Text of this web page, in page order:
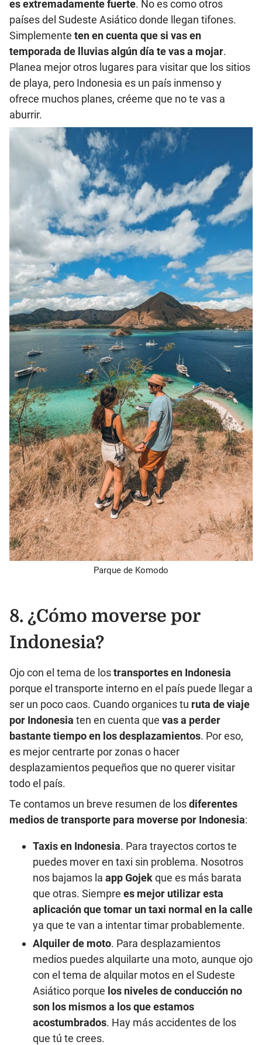
es extremadamente fuerte. No es como otros
países del Sudeste Asiático donde llegan tifones.
Simplemente ten en cuenta que si vas en
temporada de lluvias algún día te vas a mojar.
Planea mejor otros lugares para visitar que los sitios
de playa, pero Indonesia es un país inmenso y
ofrece muchos planes, créeme que no te vas a
aburrir.
Parque de Komodo
8. ¿Cómo moverse por
Indonesia?
Ojo con el tema de lostransportes en Indonesia
porque el transporte interno en el país puede llegar a
ser un poco caos. Cuando organices tu ruta de viaje
por Indonesia ten en cuenta que vas a perder
bastante tiempo en los desplazamientos. Por eso,
es mejor centrarte por zonas o hacer
desplazamientos pequeños que no querer visitar
todo el país.
Te contamos un breve resumen de losdiferentes
medios de transporte para moverse por Indonesia:
Taxis en Indonesia. Para trayectos cortos te
puedes mover en taxi sin problema. Nosotros
nos bajamos la app Gojekque es más barata
que otras. Siempre es mejor utilizar esta
aplicación que tomar un taxi normal en la calle
ya que te van a intentar timar probablemente.
Alquiler de moto. Para desplazamientos
medios puedes alquilarte una moto, aunque ojo
con el tema de alquilar motos en el Sudeste
Asiático porque los niveles de conducción no
son los mismos a los que estamos
acostumbrados. Hay más accidentes de los
que tú te crees.